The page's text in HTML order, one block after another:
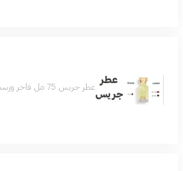
عطر
جريس
عطر جريس 75 مل فاخر ورسمي وفواح ومميز مثالي للمناسبات الخاصة يجعلك تتألق بثقة مكوناته الراقية من التوت واللذر والزعفران تمنحك رائحة أنيقة تدوم طويلا اختيارك الأفضل للإطلالة المتكاملة